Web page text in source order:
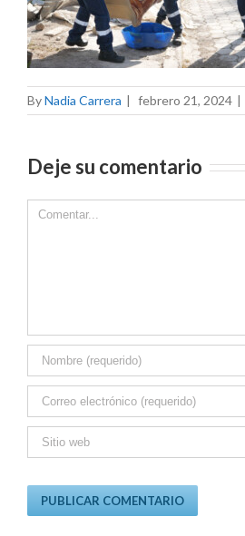
ByNadia Carrera | febrero 21, 2024 |
Deje su comentario
Comment